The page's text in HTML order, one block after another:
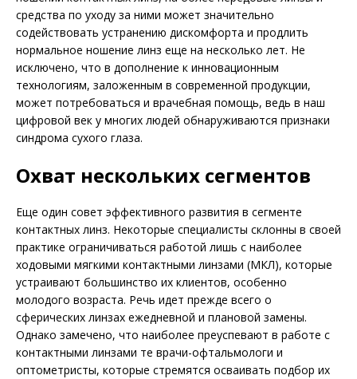
средства по уходу за ними может значительно
содействовать устранению дискомфорта и продлить
нормальное ношение линз еще на несколько лет. Не
исключено, что в дополнение к инновационным
технологиям, заложенным в современной продукции,
может потребоваться и врачебная помощь, ведь в наш
цифровой век у многих людей обнаруживаются признаки
синдрома сухого глаза.
Охват нескольких сегментов
Еще один совет эффективного развития в сегменте
контактных линз. Некоторые специалисты склонны в своей
практике ограничиваться работой лишь с наиболее
ходовыми мягкими контактными линзами (МКЛ), которые
устраивают большинство их клиентов, особенно
молодого возраста. Речь идет прежде всего о
сферических линзах ежедневной и плановой замены.
Однако замечено, что наиболее преуспевают в работе с
контактными линзами те врачи-офтальмологи и
оптометристы, которые стремятся осваивать подбор их